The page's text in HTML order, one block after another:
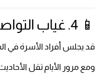
📱 4. غياب التواصل الحقيقي
قد يجلس أفراد الأسرة
ومع مرور الأيام تقل